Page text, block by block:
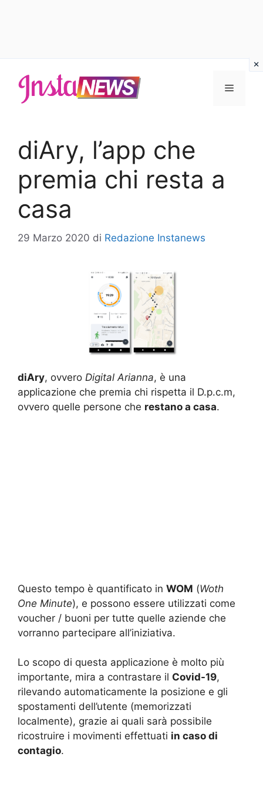
contenuto
Menu
diAry, l’app che
premia chi resta a
casa
29 Marzo 2020 di Redazione Instanews
diAry, ovvero Digital Arianna, è una
applicazione che premia chi rispetta il D.p.c.m,
ovvero quelle persone che restano a casa.
Questo tempo è quantificato in WOM (Woth
One Minute), e possono essere utilizzati come
voucher / buoni per tutte quelle aziende che
vorranno partecipare all’iniziativa.
Lo scopo di questa applicazione è molto più
importante, mira a contrastare il Covid-19,
rilevando automaticamente la posizione e gli
spostamenti dell’utente (memorizzati
localmente), grazie ai quali sarà possibile
ricostruire i movimenti effettuati in caso di
contagio.